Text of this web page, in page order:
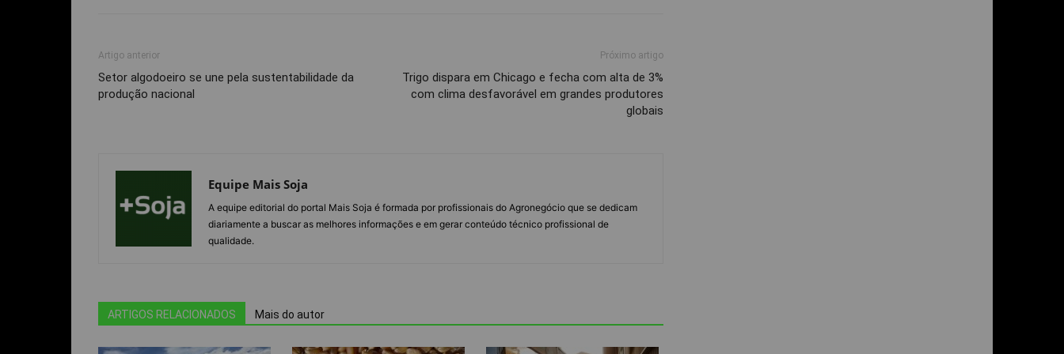
Artigo anterior
Setor algodoeiro se une pela sustentabilidade da
produção nacional
Próximo artigo
Trigo dispara em Chicago e fecha com alta de 3%
com clima desfavorável em grandes produtores
globais
Equipe Mais Soja
A equipe editorial do portal Mais Soja é formada por profissionais do Agronegócio que se dedicam
diariamente a buscar as melhores informações e em gerar conteúdo técnico profissional de
qualidade.
ARTIGOS RELACIONADOS Mais do autor